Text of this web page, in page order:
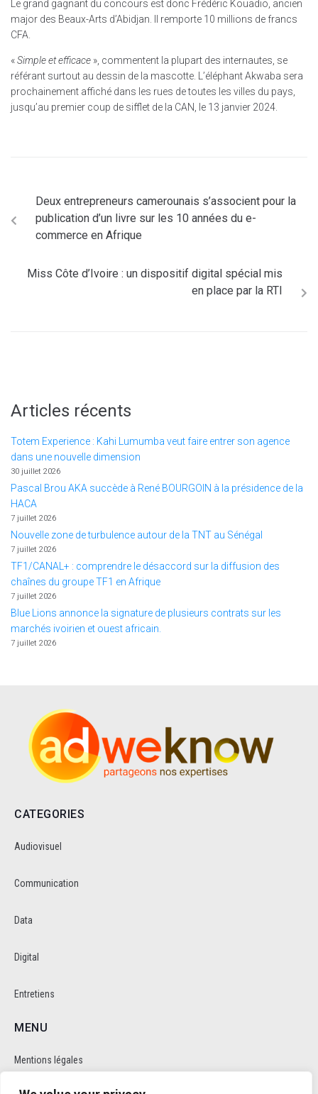
Le grand gagnant du concours est donc Frédéric Kouadio, ancien
major des Beaux-Arts d’Abidjan. Il remporte 10 millions de francs
CFA.
«Simple et efficace », commentent la plupart des internautes, se
référant surtout au dessin de la mascotte. L’éléphant Akwaba sera
prochainement affiché dans les rues de toutes les villes du pays,
jusqu’au premier coup de sifflet de la CAN, le 13 janvier 2024.
Deux entrepreneurs camerounais s’associent pour la
publication d’un livre sur les 10 années du e-
commerce en Afrique
Miss Côte d’Ivoire : un dispositif digital spécial mis
en place par la RTI
Articles récents
Totem Experience : Kahi Lumumba veut faire entrer son agence
dans une nouvelle dimension
30 juillet 2026
Pascal Brou AKA succède à René BOURGOIN à la présidence de la
HACA
7 juillet 2026
Nouvelle zone de turbulence autour de la TNT au Sénégal
7 juillet 2026
TF1/CANAL+ : comprendre le désaccord sur la diffusion des
chaînes du groupe TF1 en Afrique
7 juillet 2026
Blue Lions annonce la signature de plusieurs contrats sur les
marchés ivoirien et ouest africain.
7 juillet 2026
CATEGORIES
Audiovisuel
Communication
Data
Digital
Entretiens
MENU
Mentions légales